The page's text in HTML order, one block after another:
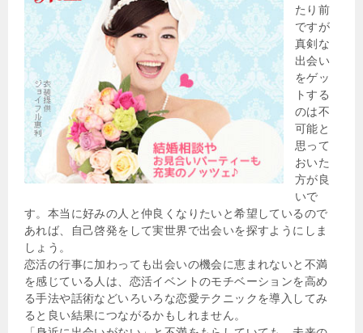
たり前
ですが
真剣な
出会い
をゲッ
トする
のは不
可能と
思って
おいた
方が良
いで
す。本当に好みの人と仲良くなりたいと希望しているので
あれば、自己啓発をして実世界で出会いを探すようにしま
しょう。
恋活の行事に加わっても出会いの機会に恵まれないと不満
を感じている人は、恋活イベントのモチベーションを高め
る手法や話術などいろいろな恋愛テクニックを導入してみ
ると良い結果につながるかもしれません。